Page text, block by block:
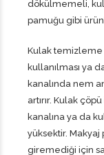
dökülmemeli,
pamuğu gibi
Kulak temizleme
kullanılması ya
kanalında nem
artırır. Kulak
kanalına ya da
yüksektir.
giremediği için